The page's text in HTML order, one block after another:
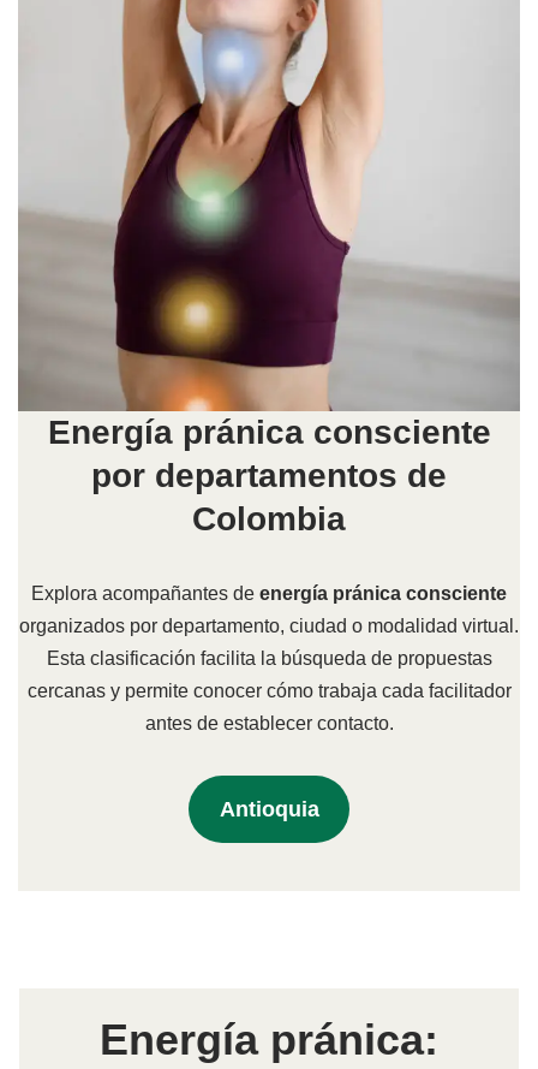
Energía pránica consciente
por departamentos de
Colombia
Explora acompañantes de energía pránica consciente
organizados por departamento, ciudad o modalidad virtual.
Esta clasificación facilita la búsqueda de propuestas
cercanas y permite conocer cómo trabaja cada facilitador
antes de establecer contacto.
Antioquia
Energía pránica: